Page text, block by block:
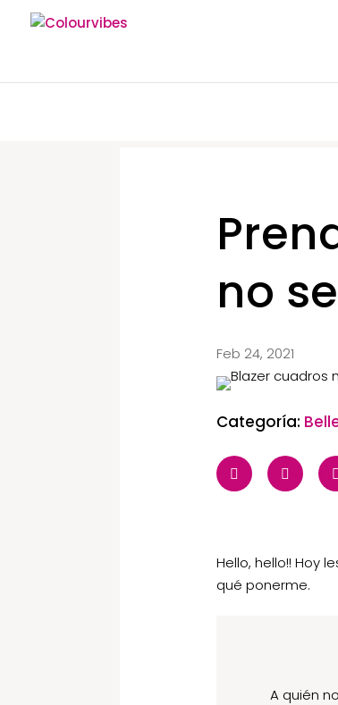
no
Feb 24, 2021
Categoría:
Hello, hello!! Hoy
qué ponerme.
A quién